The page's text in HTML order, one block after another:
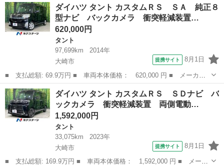
９型ディスプレイオーディオ 全周囲カメラ 衝突軽減装置 両側電
動ドア ...
宮城 大崎市 タント
ダイハツ タント カスタムＲＳ ＳＡ 純正８
型ナビ バックカメラ 衝突軽減装置…
620,000円
タント
97,699km
2014年
大崎市
提携サイト 8月1日
■ 支払総額: 69.9万円 ■ 車両本体価格： 620,000 円 ■ メーカー
名： ダイハツ ■ 車種名： タント ■ グレード名： カスタムＲ
Ｓ ＳＡ 純正８型ナビ バックカメラ 衝突軽減装置 両側電動ド
ア ＬＥＤヘ...
宮城 大崎市 タント
ダイハツ タント カスタムＲＳ ＳＤナビ バ
ックカメラ 衝突軽減装置 両側電動…
1,592,000円
タント
33,075km
2023年
大崎市
提携サイト 8月1日
■ 支払総額: 169.9万円 ■ 車両本体価格： 1,592,000 円 ■ メーカ